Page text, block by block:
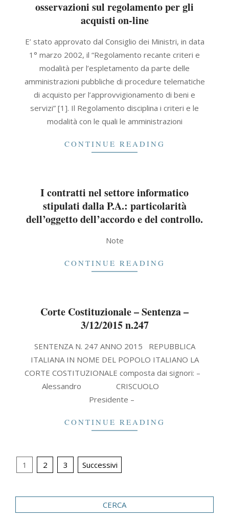
osservazioni sul regolamento per gli
acquisti on-line
09-
30
E’ stato approvato dal Consiglio dei Ministri, in data
1° marzo 2002, il “Regolamento recante criteri e
modalità per l’espletamento da parte delle
amministrazioni pubbliche di procedure telematiche
di acquisto per l’approvvigionamento di beni e
servizi” [1]. Il Regolamento disciplina i criteri e le
modalità con le quali le amministrazioni
CONTINUE READING
I contratti nel settore informatico
stipulati dalla P.A.: particolarità
dell’oggetto dell’accordo e del controllo.
Note
CONTINUE READING
Corte Costituzionale – Sentenza –
3/12/2015 n.247
03
SENTENZA N. 247 ANNO 2015 REPUBBLICA
ITALIANA IN NOME DEL POPOLO ITALIANO LA
CORTE COSTITUZIONALE composta dai signori: –
Alessandro CRISCUOLO
Presidente –
CONTINUE READING
Paginazione
articoli
1 2 3 Successivi
CERCA